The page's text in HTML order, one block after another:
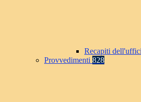
Recapiti
Provvedimenti 828